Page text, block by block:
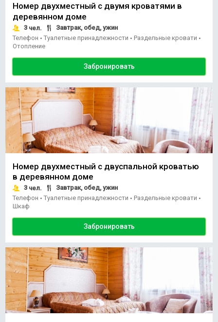
Номер двухместный с двумя кроватями в
деревянном доме
3 чел.
Завтрак, обед, ужин
Телефон • Туалетные принадлежности • Раздельные кровати •
Отопление
Забронировать
Номер двухместный с двуспальной кроватью
в деревянном доме
3 чел.
Завтрак, обед, ужин
Телефон • Туалетные принадлежности • Раздельные кровати •
Шкаф
Забронировать